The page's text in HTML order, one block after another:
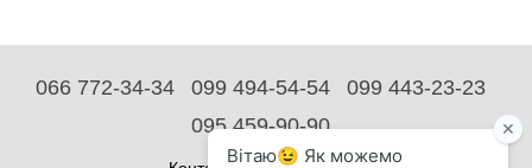
066 772-34-34 099 494-54-54
099 443-23-23
095 459-90-90